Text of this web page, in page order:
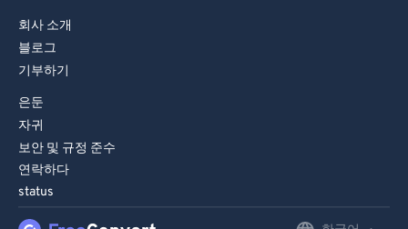
회사 소개
블로그
기부하기
은둔
자귀
보안 및 규정 준수
연락하다
status